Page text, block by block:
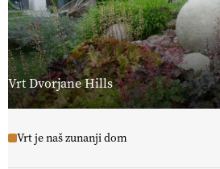
Vrt Dvorjane Hills
Vrt je naš zunanji dom